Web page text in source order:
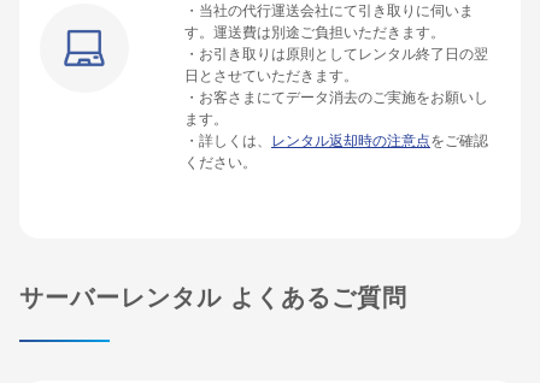
・当社の代行運送会社にて引き取りに伺いま
す。運送費は別途ご負担いただきます。
・お引き取りは原則としてレンタル終了日の翌
日とさせていただきます。
・お客さまにてデータ消去のご実施をお願いし
ます。
・詳しくは、 レンタル返却時の注意点をご確認
ください。
サーバーレンタル よくあるご質問